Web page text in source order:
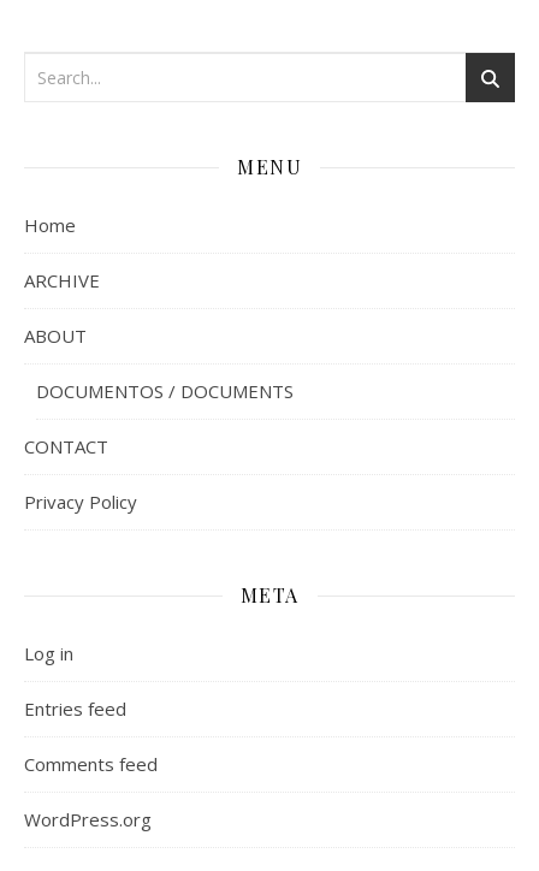
MENU
Home
ARCHIVE
ABOUT
DOCUMENTOS / DOCUMENTS
CONTACT
Privacy Policy
META
Log in
Entries feed
Comments feed
WordPress.org